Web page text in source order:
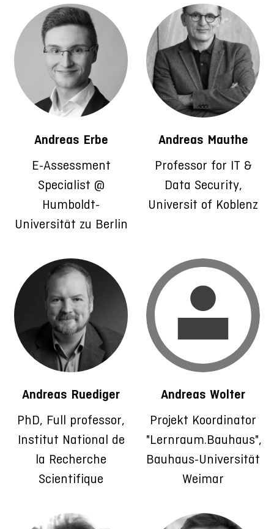
Andreas Erbe
E-Assessment
Specialist @
Humboldt-
Universität zu Berlin
Andreas Mauthe
Professor for IT &
Data Security,
Universit of Koblenz
Andreas Ruediger
PhD, Full professor,
Institut National de
la Recherche
Scientifique
Andreas Wolter
Projekt Koordinator
"Lernraum.Bauhaus",
Bauhaus-Universität
Weimar